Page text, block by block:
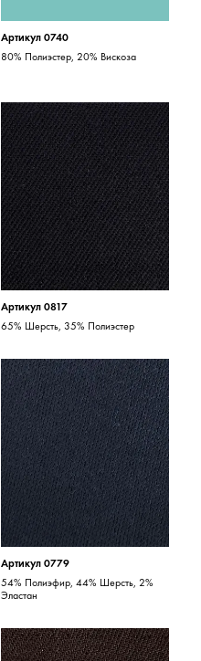
Артикул 0740
80% Полиэстер, 20% Вискоза
Артикул 0817
65% Шерсть, 35% Полиэстер
Артикул 0779
54% Полиэфир, 44% Шерсть, 2%
Эластан